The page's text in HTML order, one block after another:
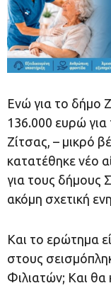
Ενώ για το δήμο
136.000 ευρώ
Ζίτσας, – μικρό
κατατέθηκε νέο
για τους δήμους
ακόμη σχετική
Και το ερώτημα
στους
Φιλιατών; Και θα